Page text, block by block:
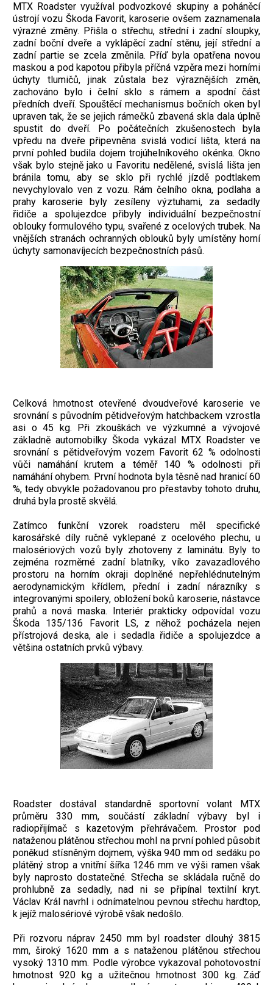
MTX Roadster využíval podvozkové skupiny a poháněcí
ústrojí vozu Škoda Favorit, karoserie ovšem zaznamenala
výrazné změny. Přišla o střechu, střední i zadní sloupky,
zadní boční dveře a vyklápěcí zadní stěnu, její střední a
zadní partie se zcela změnila. Příď byla opatřena novou
maskou a pod kapotou přibyla příčná vzpěra mezi horními
úchyty tlumičů, jinak zůstala bez výraznějších změn,
zachováno bylo i čelní sklo s rámem a spodní část
předních dveří. Spouštěcí mechanismus bočních oken byl
upraven tak, že se jejich rámečků zbavená skla dala úplně
spustit do dveří. Po počátečních zkušenostech byla
vpředu na dveře připevněna svislá vodicí lišta, která na
první pohled budila dojem trojúhelníkového okénka. Okno
však bylo stejně jako u Favoritu nedělené, svislá lišta jen
bránila tomu, aby se sklo při rychlé jízdě podtlakem
nevychylovalo ven z vozu. Rám čelního okna, podlaha a
prahy karoserie byly zesíleny výztu­hami, za sedadly
řidiče a spolujezdce přibyly individuální bezpečnostní
oblouky formulového typu, svařené z ocelových trubek. Na
vnějších stranách ochranných oblouků byly umístěny horní
úchyty samonavíjecích bezpečnostních pásů.
Celková hmotnost otevřené dvoudveřové karoserie ve
srovnání s původním pětidveřovým hatchbackem vzrostla
asi o 45 kg. Při zkouškách ve výzkumné a vývojové
základně automobilky Škoda vykázal MTX Roadster ve
srovnání s pětidveřovým vozem Favorit 62 % odolnosti
vůči namáhání krutem a téměř 140 % odolnosti při
namáhání ohybem. První hodnota byla těsně nad hranicí 60
%, tedy obvykle požadovanou pro přestavby tohoto druhu,
druhá byla prostě skvělá.
Zatímco funkční vzorek roadsteru měl specifické
karosářské díly ručně vyklepané z ocelového plechu, u
malosériových vozů byly zhotoveny z laminátu. Byly to
zejména rozměrné zadní blatníky, víko zavazadlového
prostoru na horním okraji doplněné nepřehlédnutelným
aerodynamickým křídlem, přední i zadní nárazníky s
integrovanými spoilery, obložení boků karoserie, nástavce
prahů a nová maska. Interiér prakticky odpovídal vozu
Škoda 135/136 Favorit LS, z něhož pocházela nejen
přístrojová deska, ale i sedadla řidiče a spolujezdce a
většina ostatních prvků výbavy.
Roadster dostával standardně sportovní volant MTX
průměru 330 mm, součástí základní výbavy byl i
radiopřijímač s kazetovým přehrávačem. Prostor pod
nataženou plátěnou střechou mohl na první pohled působit
poněkud stísněným dojmem, výška 940 mm od sedáku po
plátěný strop a vnitřní šířka 1246 mm ve výši ramen však
byly naprosto dostatečné. Střecha se skládala ručně do
prohlubně za sedadly, nad ni se připínal textilní kryt.
Václav Král navrhl i odnímatelnou pevnou střechu hardtop,
k jejíž malosériové výrobě však nedošlo.
Při rozvoru náprav 2450 mm byl roadster dlouhý 3815
mm, široký 1620 mm a s nataženou plátěnou střechou
vysoký 1310 mm. Podle výrobce vykazoval pohotovostní
hmotnost 920 kg a užitečnou hmotnost 300 kg. Záď